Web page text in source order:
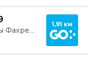
г. Альметьевск, ул. Ризы Фахретдина, 57А
1,91 км